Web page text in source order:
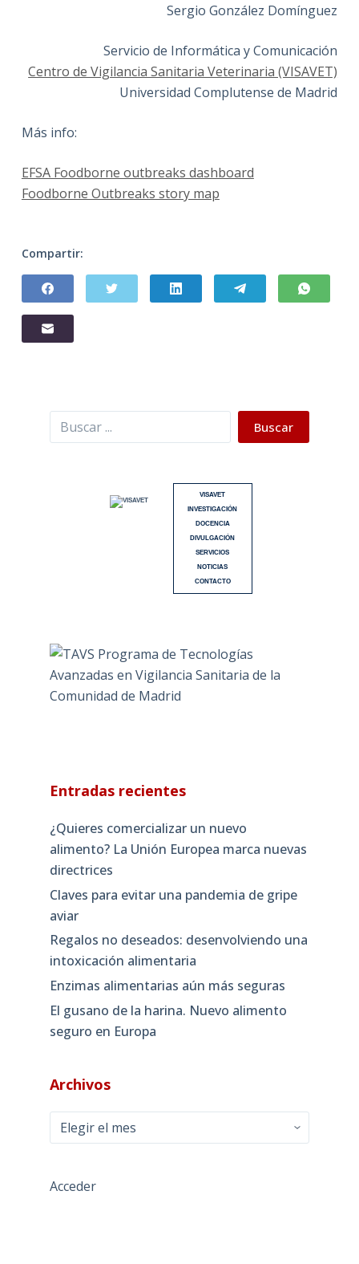
Sergio González Domínguez
Servicio de Informática y Comunicación
Centro de Vigilancia Sanitaria Veterinaria (VISAVET)
Universidad Complutense de Madrid
Más info:
EFSA Foodborne outbreaks dashboard
Foodborne Outbreaks story map
Compartir:
Buscar Buscar
VISAVET
INVESTIGACIÓN
DOCENCIA
DIVULGACIÓN
SERVICIOS
NOTICIAS
CONTACTO
Entradas recientes
¿Quieres comercializar un nuevo
alimento? La Unión Europea marca nuevas
directrices
Claves para evitar una pandemia de gripe
aviar
Regalos no deseados: desenvolviendo una
intoxicación alimentaria
Enzimas alimentarias aún más seguras
El gusano de la harina. Nuevo alimento
seguro en Europa
Archivos
Archivos
Acceder